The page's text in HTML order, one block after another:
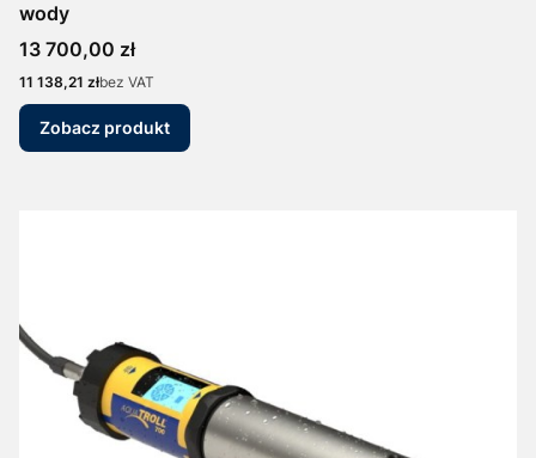
wody
Cena
13 700,00 zł
Cena
11 138,21 złbez VAT
Zobacz produkt